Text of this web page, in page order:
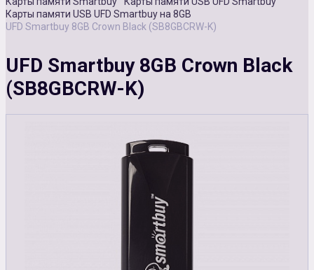
Карты памяти USB UFD Smartbuy на 8GB
UFD Smartbuy 8GB Crown Black (SB8GBCRW-K)
UFD Smartbuy 8GB Crown Black
(SB8GBCRW-K)